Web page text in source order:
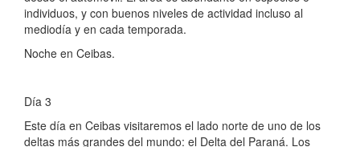
individuos, y con buenos niveles de actividad incluso al
mediodía y en cada temporada.
Noche en Ceibas.
Día 3
Este día en Ceibas visitaremos el lado norte de uno de los
deltas más grandes del mundo: el Delta del Paraná. Los